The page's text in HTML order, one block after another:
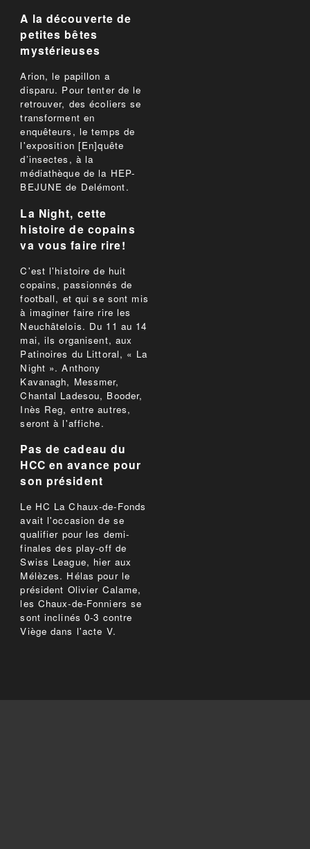
A la découverte de
petites bêtes
mystérieuses
Arion, le papillon a
disparu. Pour tenter de le
retrouver, des écoliers se
transforment en
enquêteurs, le temps de
l'exposition [En]quête
d’insectes, à la
médiathèque de la HEP-
BEJUNE de Delémont.
La Night, cette
histoire de copains
va vous faire rire!
C'est l'histoire de huit
copains, passionnés de
football, et qui se sont mis
à imaginer faire rire les
Neuchâtelois. Du 11 au 14
mai, ils organisent, aux
Patinoires du Littoral, « La
Night ». Anthony
Kavanagh, Messmer,
Chantal Ladesou, Booder,
Inès Reg, entre autres,
seront à l'affiche.
Pas de cadeau du
HCC en avance pour
son président
Le HC La Chaux-de-Fonds
avait l'occasion de se
qualifier pour les demi-
finales des play-off de
Swiss League, hier aux
Mélèzes. Hélas pour le
président Olivier Calame,
les Chaux-de-Fonniers se
sont inclinés 0-3 contre
Viège dans l'acte V.